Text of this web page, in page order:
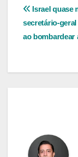
de
Israel quase
secretário-geral
ao bombardear